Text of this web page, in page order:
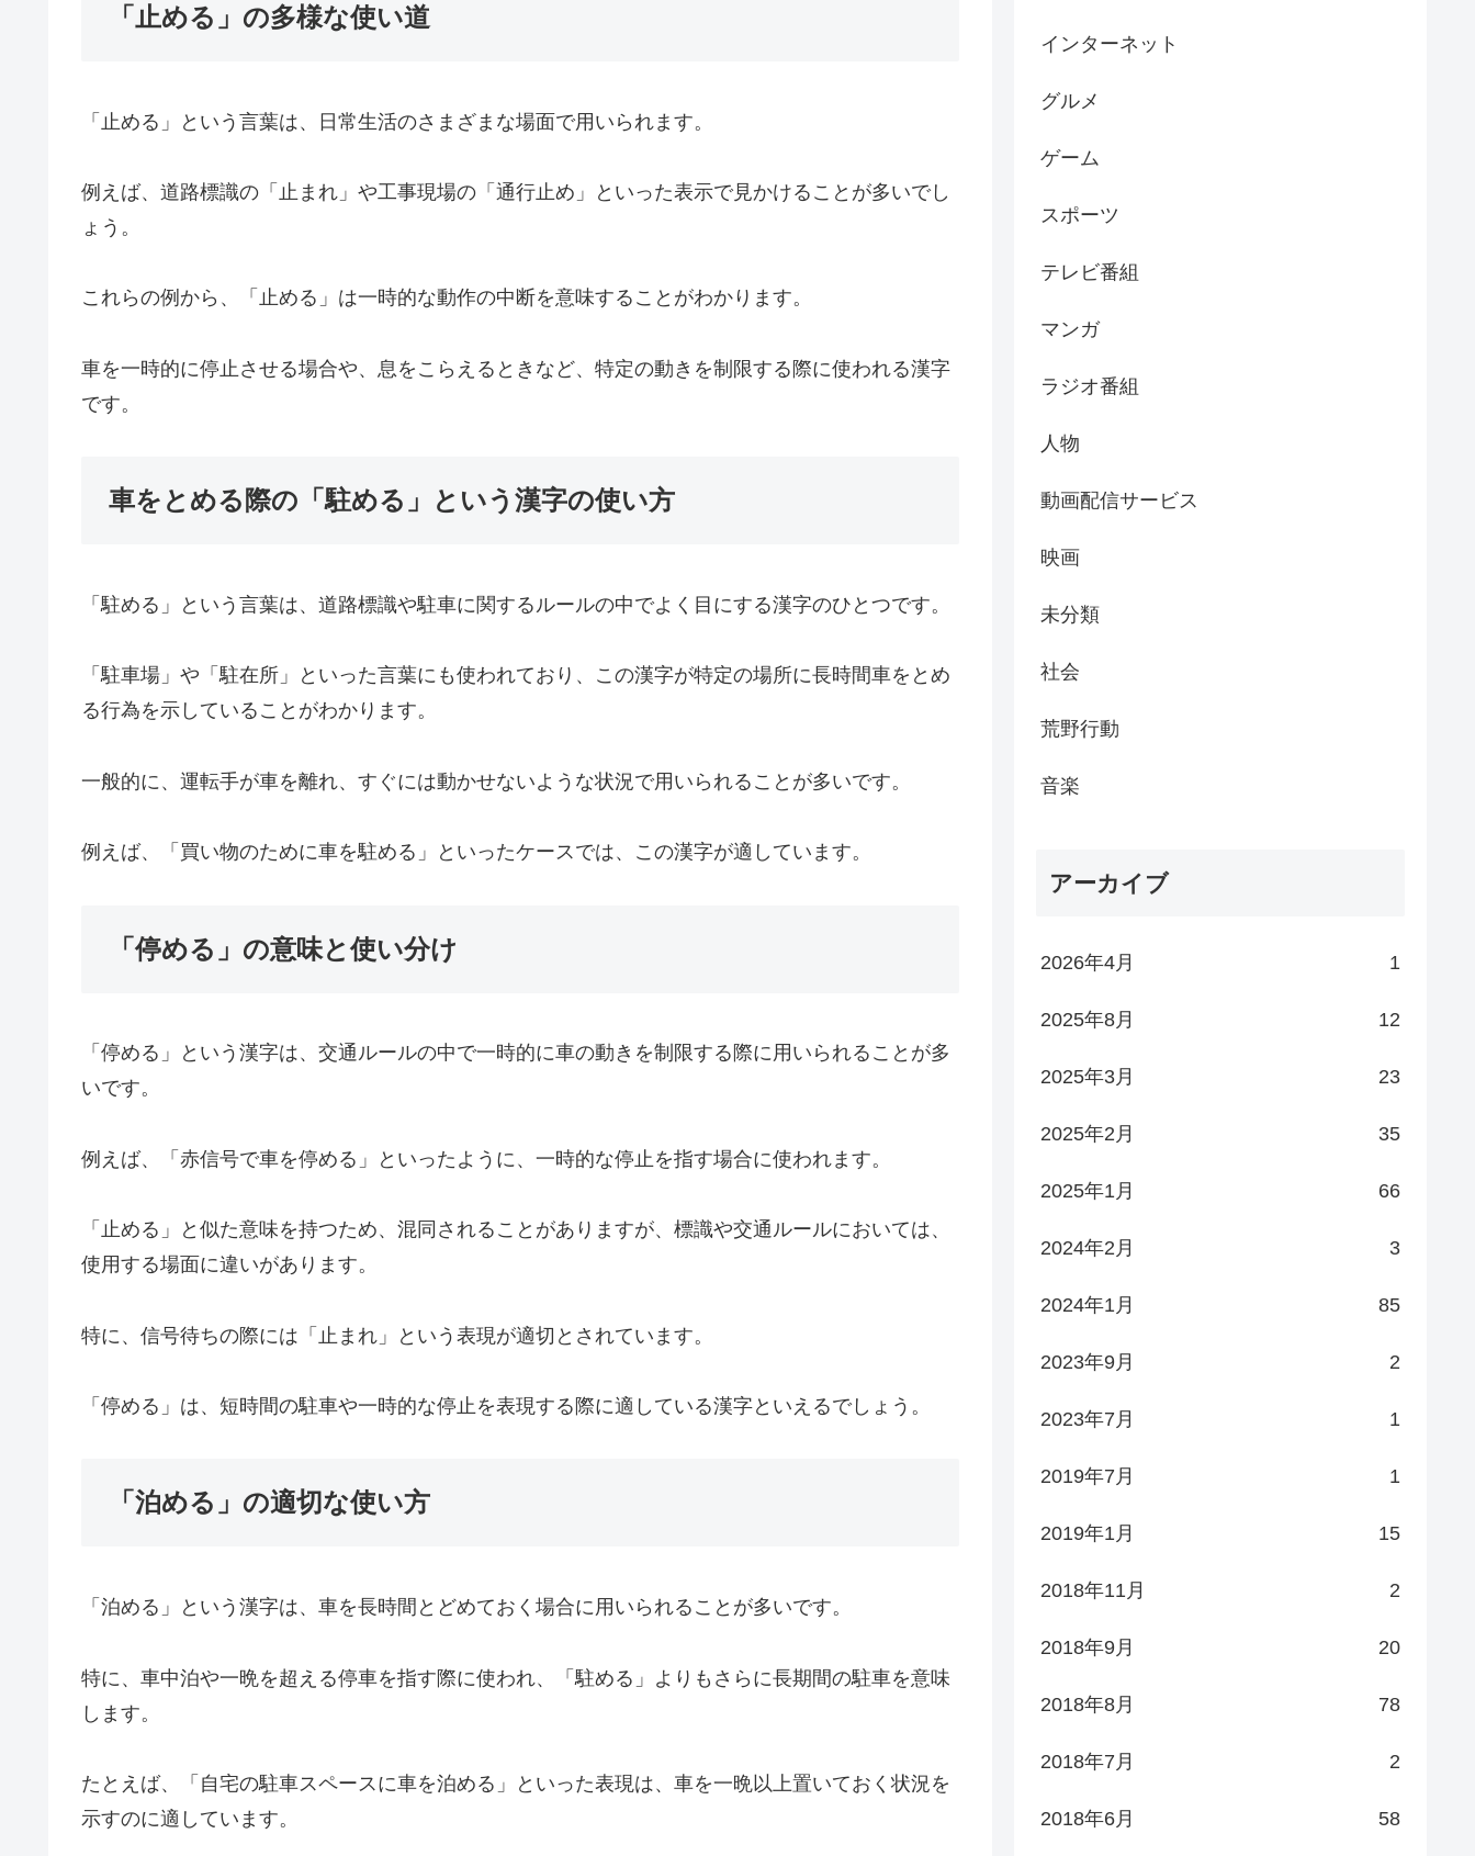
「止める」の多様な使い道
「止める」という言葉は、日常生活のさまざまな場面で用いられます。
例えば、道路標識の「止まれ」や工事現場の「通行止め」といった表示で見かけることが多いでし
ょう。
これらの例から、「止める」は一時的な動作の中断を意味することがわかります。
車を一時的に停止させる場合や、息をこらえるときなど、特定の動きを制限する際に使われる漢字
です。
車をとめる際の「駐める」という漢字の使い方
「駐める」という言葉は、道路標識や駐車に関するルールの中でよく目にする漢字のひとつです。
「駐車場」や「駐在所」といった言葉にも使われており、この漢字が特定の場所に長時間車をとめ
る行為を示していることがわかります。
一般的に、運転手が車を離れ、すぐには動かせないような状況で用いられることが多いです。
例えば、「買い物のために車を駐める」といったケースでは、この漢字が適しています。
「停める」の意味と使い分け
「停める」という漢字は、交通ルールの中で一時的に車の動きを制限する際に用いられることが多
いです。
例えば、「赤信号で車を停める」といったように、一時的な停止を指す場合に使われます。
「止める」と似た意味を持つため、混同されることがありますが、標識や交通ルールにおいては、
使用する場面に違いがあります。
特に、信号待ちの際には「止まれ」という表現が適切とされています。
「停める」は、短時間の駐車や一時的な停止を表現する際に適している漢字といえるでしょう。
「泊める」の適切な使い方
「泊める」という漢字は、車を長時間とどめておく場合に用いられることが多いです。
特に、車中泊や一晩を超える停車を指す際に使われ、「駐める」よりもさらに長期間の駐車を意味
します。
たとえば、「自宅の駐車スペースに車を泊める」といった表現は、車を一晩以上置いておく状況を
示すのに適しています。
インターネット
グルメ
ゲーム
スポーツ
テレビ番組
マンガ
ラジオ番組
人物
動画配信サービス
映画
未分類
社会
荒野行動
音楽
アーカイブ
2026年4月 1
2025年8月 12
2025年3月 23
2025年2月 35
2025年1月 66
2024年2月 3
2024年1月 85
2023年9月 2
2023年7月 1
2019年7月 1
2019年1月 15
2018年11月 2
2018年9月 20
2018年8月 78
2018年7月 2
2018年6月 58